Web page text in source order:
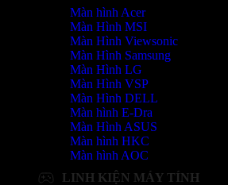
Màn hình Acer
Màn Hình MSI
Màn Hình Viewsonic
Màn Hình Samsung
Màn Hình LG
Màn Hình VSP
Màn Hình DELL
Màn hình E-Dra
Màn Hình ASUS
Màn hình HKC
Màn hình AOC
LINH KIỆN MÁY TÍNH